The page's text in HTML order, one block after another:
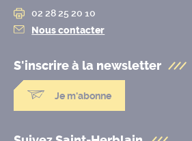
02 28 25 20 10
Nous contacter
S'inscrire à la newsletter
Je m'abonne